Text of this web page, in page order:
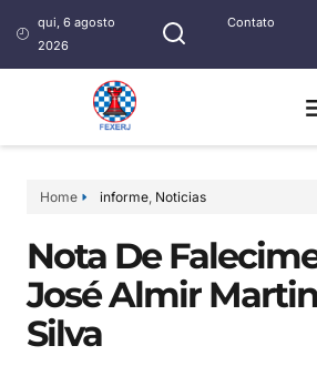
qui, 6 agosto
2026
Contato
Home informe, Noticias
Nota De
José Almir
Silva